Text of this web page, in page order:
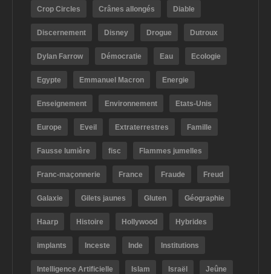
Crop Circles Crânes allongés Diable
Discernement Disney Drogue Dutroux
Dylan Farrow Démocratie Eau Ecologie
Egypte Emmanuel Macron Energie
Enseignement Environnement Etats-Unis
Europe Eveil Extraterrestres Famille
Fausse lumière fisc Flammes jumelles
Franc-maçonnerie France Fraude Freud
Galaxie Gilets jaunes Gluten Géographie
Haarp Histoire Hollywood Hybrides
implants Inceste Inde Institutions
Intelligence Artificielle Islam Israël Jeûne